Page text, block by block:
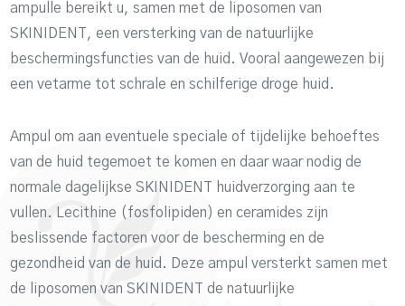
ampulle bereikt u, samen met de liposomen van
SKINIDENT, een versterking van de natuurlijke
beschermingsfuncties van de huid. Vooral aangewezen bij
een vetarme tot schrale en schilferige droge huid.
Ampul om aan eventuele speciale of tijdelijke behoeftes
van de huid tegemoet te komen en daar waar nodig de
normale dagelijkse SKINIDENT huidverzorging aan te
vullen. Lecithine (fosfolipiden) en ceramides zijn
beslissende factoren voor de bescherming en de
gezondheid van de huid. Deze ampul versterkt samen met
de liposomen van SKINIDENT de natuurlijke